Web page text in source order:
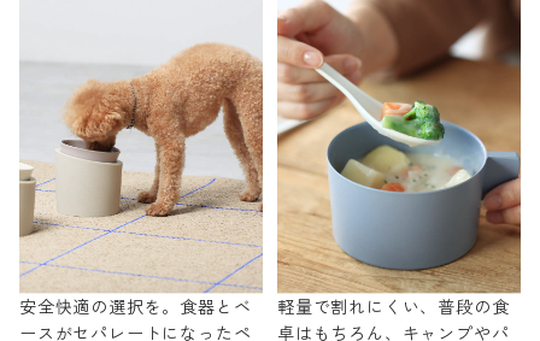
安全快適の選択を。食器とベ
ースがセパレートになったペ
軽量で割れにくい、普段の食
卓はもちろん、キャンプやパ